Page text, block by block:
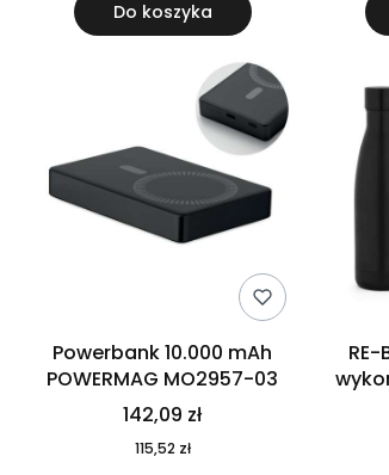
Do koszyka
Powerbank 10.000 mAh
POWERMAG MO2957-03
142,09 zł
115,52 zł
RE-